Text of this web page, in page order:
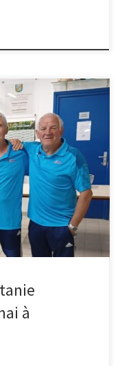
championnat de
De Stefani de St
Orliac Jet du But 8
à